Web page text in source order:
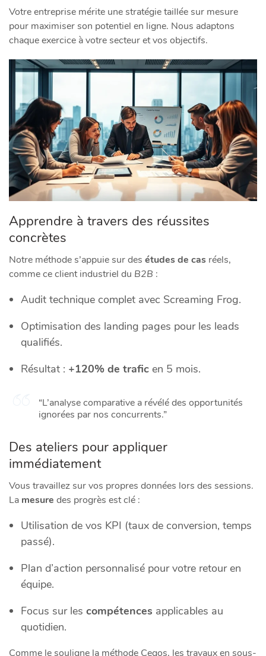
Votre entreprise mérite une stratégie taillée sur mesure
pour maximiser son potentiel en ligne. Nous adaptons
chaque exercice à votre secteur et vos objectifs.
Apprendre à travers des réussites
concrètes
Notre méthode s’appuie sur des études de cas réels,
comme ce client industriel du B2B :
Audit technique complet avec Screaming Frog.
Optimisation des landing pages pour les leads
qualifiés.
Résultat : +120% de trafic en 5 mois.
“L’analyse comparative a révélé des opportunités
ignorées par nos concurrents.”
Des ateliers pour appliquer
immédiatement
Vous travaillez sur vos propres données lors des sessions.
La mesure des progrès est clé :
Utilisation de vos KPI (taux de conversion, temps
passé).
Plan d’action personnalisé pour votre retour en
équipe.
Focus sur les compétences applicables au
quotidien.
Comme le souligne la méthode Cegos, les travaux en sous-